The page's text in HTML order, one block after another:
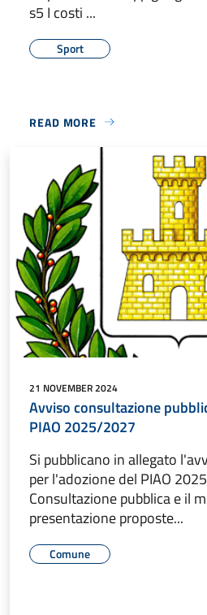
s5 I costi ...
Sport
READ MORE
21 NOVEMBER 2024
Avviso consultazione
PIAO 2025/2027
Si pubblicano in allegato
per l'adozione del PIAO
Consultazione pubblica e il
presentazione proposte...
Comune